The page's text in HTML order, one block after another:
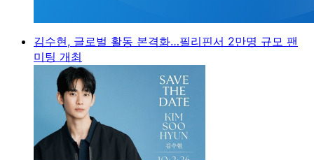
김수현, 글로벌 활동 본격화…필리핀서 2만명 규모 팬
미팅 개최